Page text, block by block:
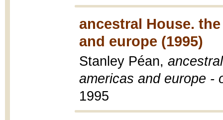
ancestral House.
and europe (1995)
Stanley Péan,
americas and europe -
1995